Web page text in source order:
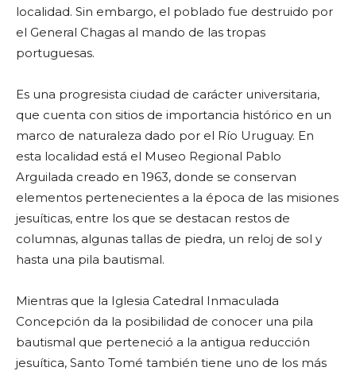
localidad. Sin embargo, el poblado fue destruido por
el General Chagas al mando de las tropas
portuguesas.
Es una progresista ciudad de carácter universitaria,
que cuenta con sitios de importancia histórico en un
marco de naturaleza dado por el Río Uruguay. En
esta localidad está el Museo Regional Pablo
Arguilada creado en 1963, donde se conservan
elementos pertenecientes a la época de las misiones
jesuíticas, entre los que se destacan restos de
columnas, algunas tallas de piedra, un reloj de sol y
hasta una pila bautismal.
Mientras que la Iglesia Catedral Inmaculada
Concepción da la posibilidad de conocer una pila
bautismal que perteneció a la antigua reducción
jesuítica, Santo Tomé también tiene uno de los más